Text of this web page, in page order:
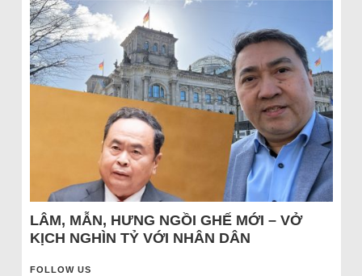
LÂM, MẪN, HƯNG NGỒI GHẾ MỚI – VỞ
KỊCH NGHÌN TỶ VỚI NHÂN DÂN
FOLLOW US